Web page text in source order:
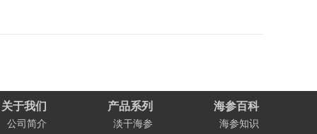
关于我们
公司简介
产品系列
淡干海参
海参百科
海参知识